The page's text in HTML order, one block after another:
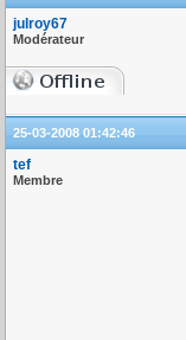
julroy67
Modérateur
25-03-2008 01:42:46
tef
Membre